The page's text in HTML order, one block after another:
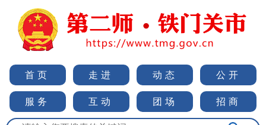
首页 走进 动态 公开
服务 互动 团场 招商